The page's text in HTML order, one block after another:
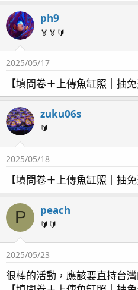
ph9
🏅🏅🔰
2025/05/17
【填問卷＋上傳魚缸照｜抽
zuku06s
🔰
2025/05/18
【填問卷＋上傳魚缸照｜抽
P peach
🔰🔰
2025/05/23
很棒的活動，應該要直持台